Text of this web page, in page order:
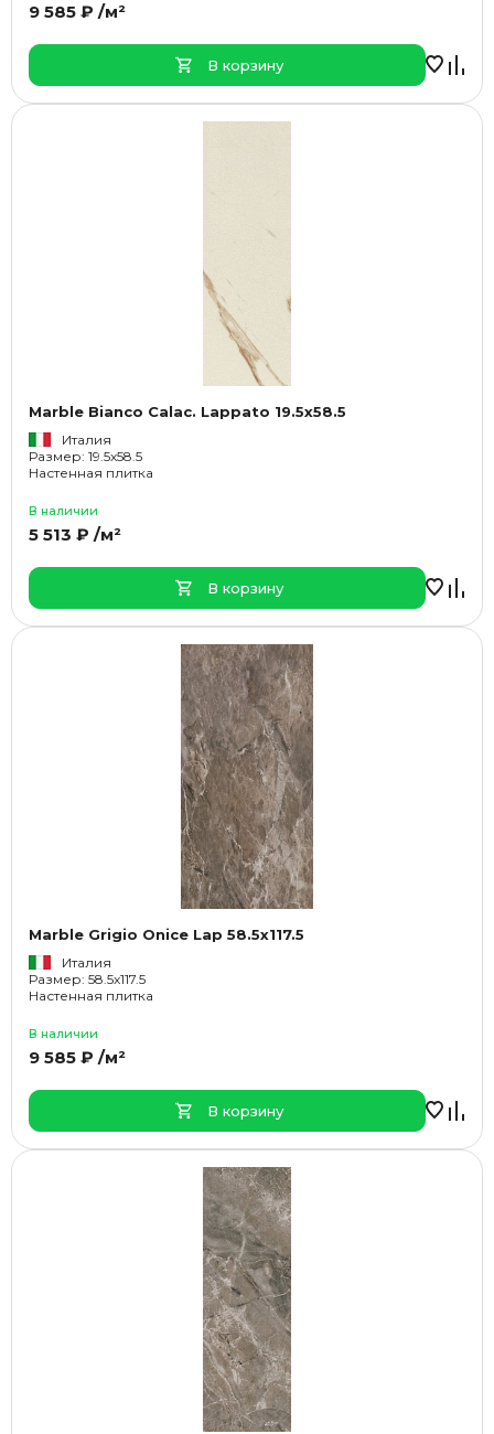
9 585 ₽ /м²
В корзину
Marble Bianco Calac. Lappato 19.5x58.5
Италия
Размер: 19.5x58.5
Настенная плитка
В наличии
5 513 ₽ /м²
В корзину
Marble Grigio Onice Lap 58.5x117.5
Италия
Размер: 58.5x117.5
Настенная плитка
В наличии
9 585 ₽ /м²
В корзину